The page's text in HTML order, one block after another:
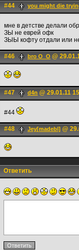
#44 you might die
мне в детстве делали
ЗЫ не еврей офк
ЗЫЫ кофту отдали или
#46 bro O_O @
#47 d4n @ 29.01.11
#44
#48 Jey[madebl] @
Ответить